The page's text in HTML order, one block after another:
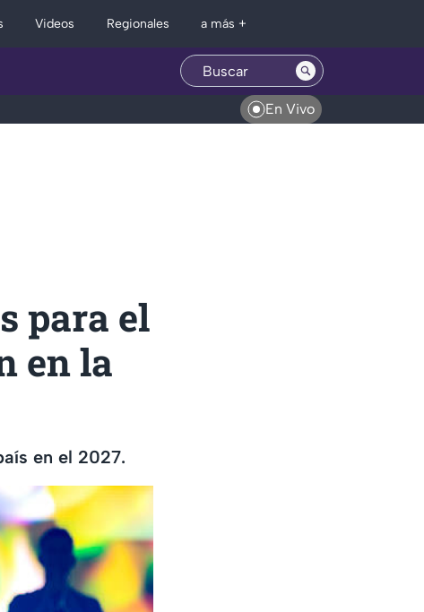
Videos Regionales a más +
En Vivo
para el
en la
en el 2027.